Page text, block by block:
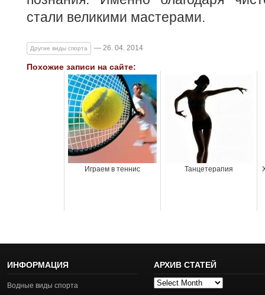
стали великими мастерами.
Другие виды спорта — 26. 04. 2014
Похожие записи на сайте:
Играем в теннис Танцетерапия
ИНФОРМАЦИЯ
Водные виды спорта
АРХИВ СТАТЕЙ
Архив